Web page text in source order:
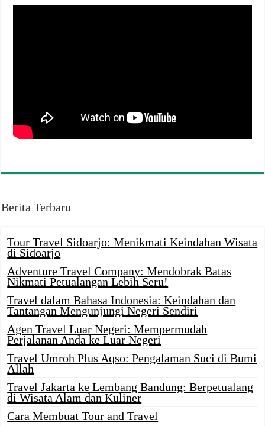
Berita Terbaru
Tour Travel Sidoarjo: Menikmati Keindahan Wisata
di Sidoarjo
Adventure Travel Company: Mendobrak Batas
Nikmati Petualangan Lebih Seru!
Travel dalam Bahasa Indonesia: Keindahan dan
Tantangan Mengunjungi Negeri Sendiri
Agen Travel Luar Negeri: Mempermudah
Perjalanan Anda ke Luar Negeri
Travel Umroh Plus Aqso: Pengalaman Suci di Bumi
Allah
Travel Jakarta ke Lembang Bandung: Berpetualang
di Wisata Alam dan Kuliner
Cara Membuat Tour and Travel